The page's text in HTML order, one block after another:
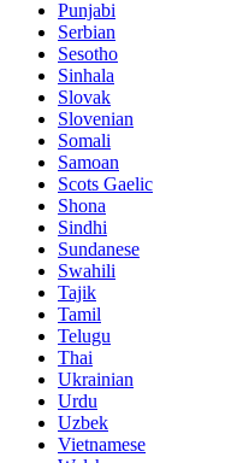
Punjabi
Serbian
Sesotho
Sinhala
Slovak
Slovenian
Somali
Samoan
Scots Gaelic
Shona
Sindhi
Sundanese
Swahili
Tajik
Tamil
Telugu
Thai
Ukrainian
Urdu
Uzbek
Vietnamese